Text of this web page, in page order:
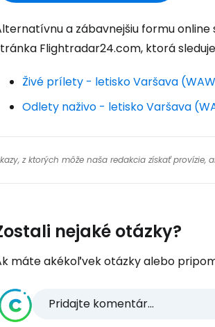
a zábavnejšiu formu
Flightradar24.com, ktorá
Živé prílety - letisko Varšava
Odlety naživo - letisko Varšava
z ktorých môže naša redakcia získať provízie,
nejaké otázky?
máte akékoľvek otázky alebo
Pridajte komentár...